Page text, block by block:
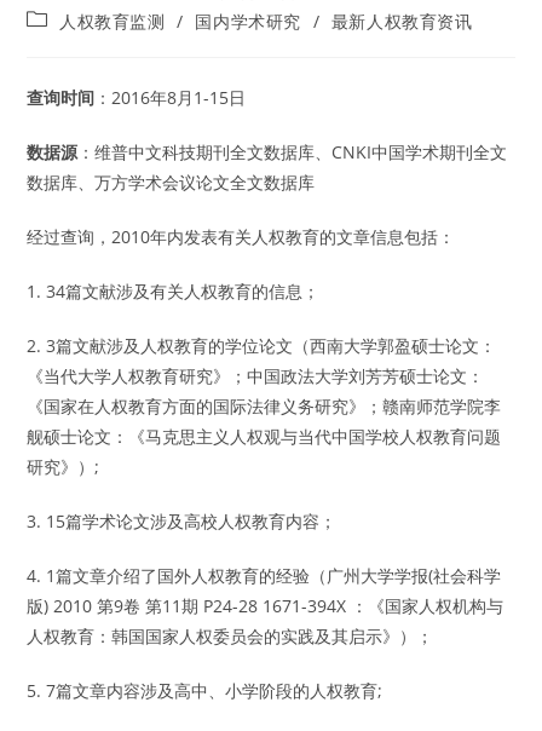
author:
published:
Post 人权教育监测 / 国内学术研究 / 最新人权教育资讯
查询时间 ：2016年8月1-15日
数据源 ：维普中文科技期刊全文数据库、CNKI中国学术期刊全文
数据库、万方学术会议论文全文数据库
经过查询，2010年内发表有关人权教育的文章信息包括：
1. 34篇文献涉及有关人权教育的信息；
2. 3篇文献涉及人权教育的学位论文（西南大学郭盈硕士论文：
《当代大学人权教育研究》；中国政法大学刘芳芳硕士论文：
《国家在人权教育方面的国际法律义务研究》；赣南师范学院李
舰硕士论文：《马克思主义人权观与当代中国学校人权教育问题
研究》）;
3. 15篇学术论文涉及高校人权教育内容；
4. 1篇文章介绍了国外人权教育的经验（广州大学学报(社会科学
版) 2010 第9卷 第11期 P24-28 1671-394X ：《国家人权机构与
人权教育：韩国国家人权委员会的实践及其启示》）；
5. 7篇文章内容涉及高中、小学阶段的人权教育;